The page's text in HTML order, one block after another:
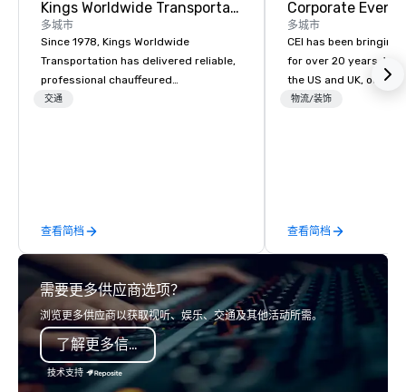
Kings Worldwide Transportation
多城市
Since 1978, Kings Worldwide
Transportation has delivered reliable,
professional chauffeured
transportation solutions for corporate
partner network. We are committed to
delivering high-quality ground
transportation that meets the
standards of today’s corporate travel
and meetings programs—prioritizing
safety, punctuality, consistency, and
service excellence. Our experienced
team and attention to detail ensure a
dependable, polished experience for
交通
查看简档
Corporate
多城市
CEI has been bringing
for over 20 years.
the US and UK, our audiovisual and
production company
are perfectly planned
Our team
stakeholders and
create meaningful
attendee
so your events leave
物流/装饰
查看简档
需要更多供应商选项？
浏览更多供应商以获取视听、娱乐、交通及其他活动所需。
了解更多信息
技术支持